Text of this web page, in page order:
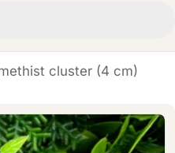
cluster (4 cm)